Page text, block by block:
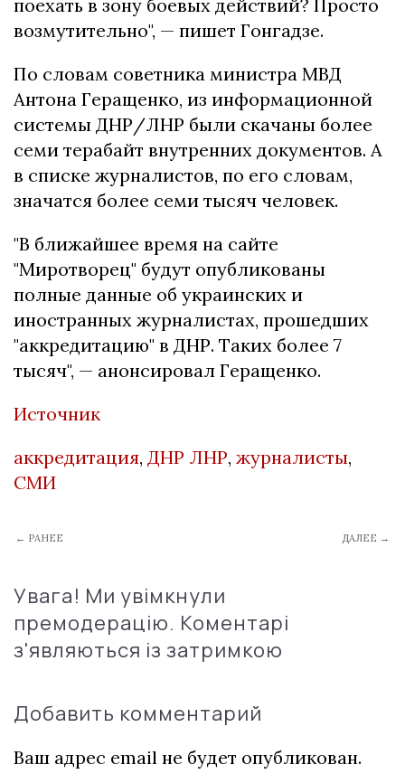
поехать в зону боевых действий? Просто
возмутительно", — пишет Гонгадзе.
По словам советника министра МВД
Антона Геращенко, из информационной
системы ДНР/ЛНР были скачаны более
семи терабайт внутренних документов. А
в списке журналистов, по его словам,
значатся более семи тысяч человек.
"В ближайшее время на сайте
"Миротворец" будут опубликованы
полные данные об украинских и
иностранных журналистах, прошедших
"аккредитацию" в ДНР. Таких более 7
тысяч", — анонсировал Геращенко.
Источник
аккредитация, ДНР ЛНР, журналисты,
СМИ
← РАНЕЕ ДАЛЕЕ →
Увага! Ми увімкнули
премодерацію. Коментарі
з'являються із затримкою
Добавить комментарий
Ваш адрес email не будет опубликован.